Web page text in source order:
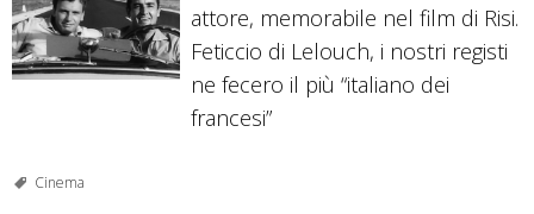
attore, memorabile nel film di Risi.
Feticcio di Lelouch, i nostri registi
ne fecero il più “italiano dei
francesi”
Cinema